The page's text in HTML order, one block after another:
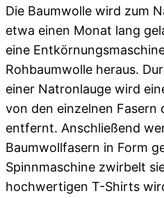
Die Baumwolle wird zum
etwa einen Monat lang
eine
Rohbaumwolle heraus.
einer Natronlauge wird
von den einzelnen Fasern
entfernt. Anschließend
Baumwollfasern in Form
Spinnmaschine zwirbelt
hochwertigen T-Shirts